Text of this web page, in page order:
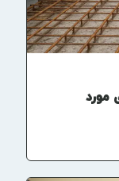
مورد